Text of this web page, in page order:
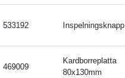
533192 Inspelningsknapp
469009
Kardborreplatta
80x130mm